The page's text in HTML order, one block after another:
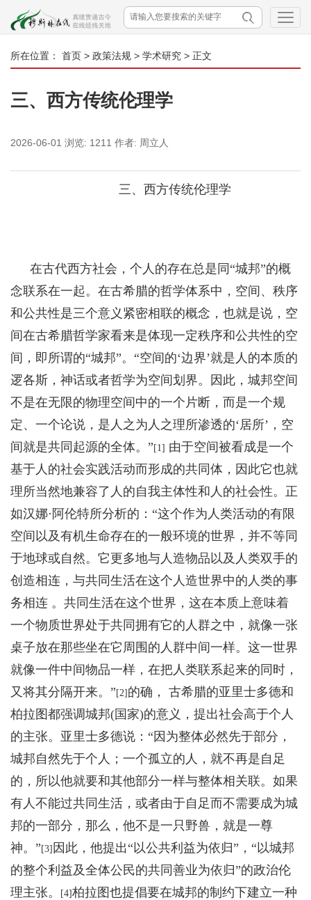
所在位置： 首页 > 政策法规 > 学术研究 > 正文
三、西方传统伦理学
2026-06-01 浏览: 1211 作者: 周立人
三、西方传统伦理学
在古代西方社会，个人的存在总是同“城邦”的概
念联系在一起。在古希腊的哲学体系中，空间、秩序
和公共性是三个意义紧密相联的概念，也就是说，空
间在古希腊哲学家看来是体现一定秩序和公共性的空
间，即所谓的“城邦”。“空间的‘边界’就是人的本质的
逻各斯，神话或者哲学为空间划界。因此，城邦空间
不是在无限的物理空间中的一个片断，而是一个规
定、一个论说，是人之为人之理所渗透的‘居所’，空
间就是共同起源的全体。” [1] 由于空间被看成是一个
基于人的社会实践活动而形成的共同体，因此它也就
理所当然地兼容了人的自我主体性和人的社会性。正
如汉娜·阿伦特所分析的：“这个作为人类活动的有限
空间以及有机生命存在的一般环境的世界，并不等同
于地球或自然。它更多地与人造物品以及人类双手的
创造相连，与共同生活在这个人造世界中的人类的事
务相连 。共同生活在这个世界，这在本质上意味着
一个物质世界处于共同拥有它的人群之中，就像一张
桌子放在那些坐在它周围的人群中间一样。这一世界
就像一件中间物品一样，在把人类联系起来的同时，
又将其分隔开来。” [2] 的确， 古希腊的亚里士多德和
柏拉图都强调城邦(国家)的意义，提出社会高于个人
的主张。亚里士多德说：“因为整体必然先于部分，
城邦自然先于个人；一个孤立的人，就不再是自足
的，所以他就要和其他部分一样与整体相关联。如果
有人不能过共同生活，或者由于自足而不需要成为城
邦的一部分，那么，他不是一只野兽，就是一尊
神。” [3] 因此，他提出“以公共利益为依归”，“以城邦
的整个利益及全体公民的共同善业为依归”的政治伦
理主张。
[4]柏拉图也提倡要在城邦的制约下建立一种